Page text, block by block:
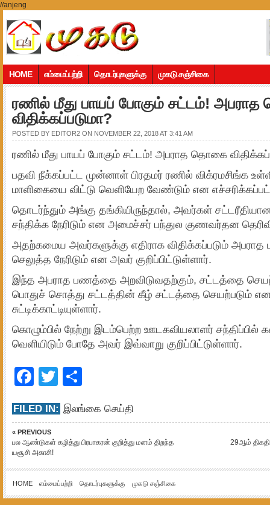
//anjeng
HOME எம்மைப்பற்றி தொடர்புகளுக்கு முகடு சஞ்சிகை
ரணில் மீது பாயப் போகும் சட்டம்!
விதிக்கப்படுமா?
POSTED BY EDITOR2 ON NOVEMBER 22, 2018 AT 3:41 AM
ரணில் மீது பாயப் போகும் சட்டம்! அபராத தொகை
பதவி நீக்கப்பட்ட முன்னாள் பிரதமர் ரணில் விக்ரமசிங்க
மாளிகையை விட்டு வெளியேற வேண்டும் என
தொடர்ந்தும் அங்கு தங்கியிருந்தால், அவர்கள்
சந்திக்க நேரிடும் என அமைச்சர் பந்துல குணவர்தன
அதற்கமைய அவர்களுக்கு எதிராக விதிக்கப்படும்
செலுத்த நேரிடும் என அவர் குறிப்பிட்டுள்ளார்.
இந்த அபராத பணத்தை அறவிடுவதற்கும், சட்டத்தை
பொதுச் சொத்து சட்டத்தின் கீழ் சட்டத்தை செயற்படும்
சுட்டிக்காட்டியுள்ளார்.
கொழும்பில் நேற்று இடம்பெற்ற ஊடகவியலாளர் சந்திப்பில்
வெளியிடும் போதே அவர் இவ்வாறு குறிப்பிட்டுள்ளார்.
Facebook
Twitter
FILED IN: இலங்கை செய்தி
« PREVIOUS
பல ஆண்டுகள் கழித்து பிரபாகரன் குறித்து மனம் திறந்த
யசூசி அகாசி!
29ஆம்
HOME எம்மைப்பற்றி தொடர்புகளுக்கு முகடு சஞ்சிகை